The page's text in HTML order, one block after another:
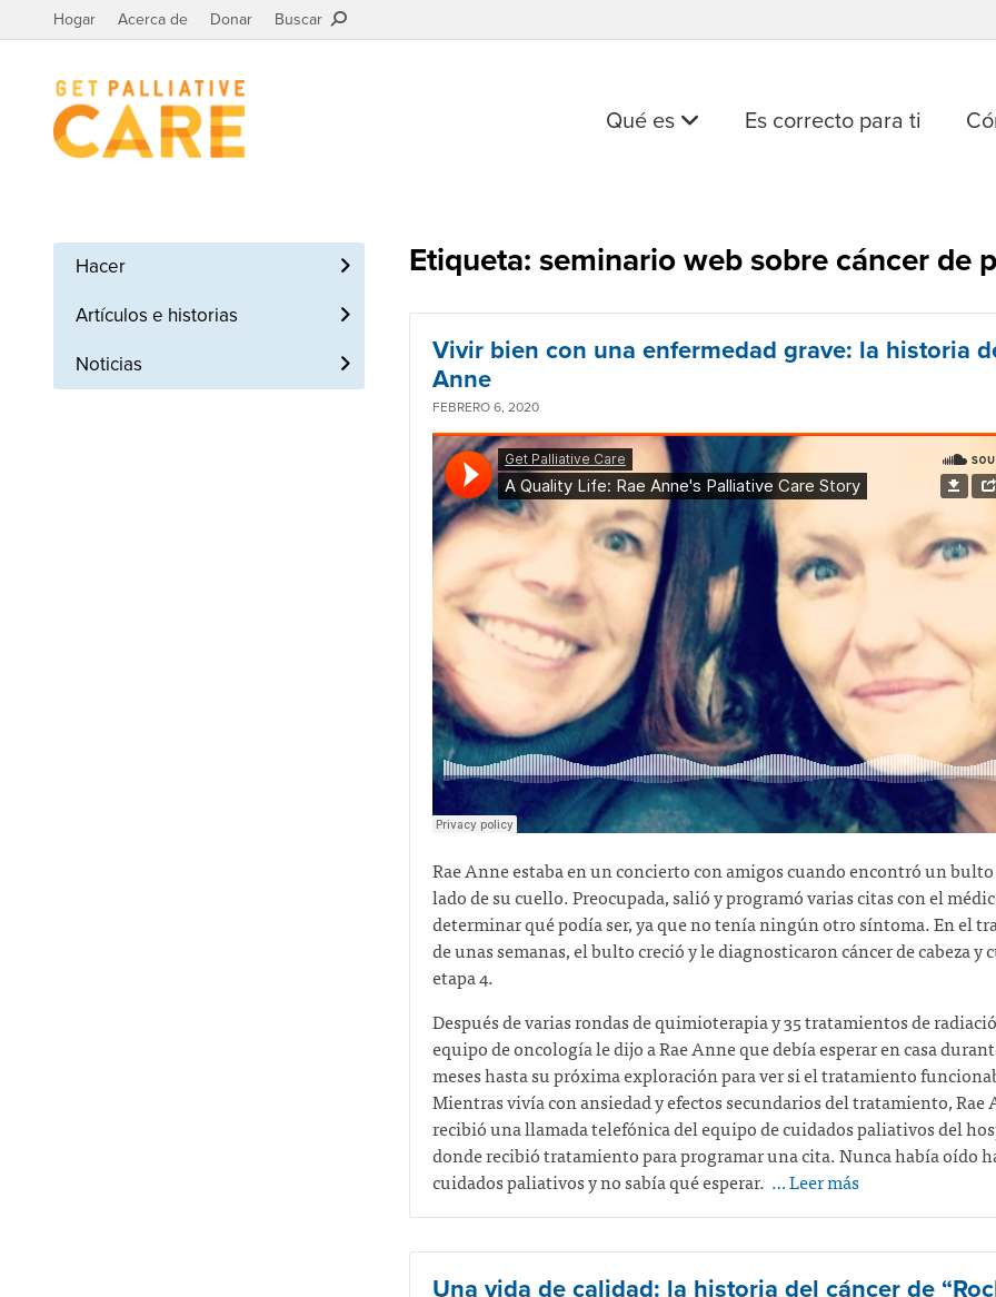
Hogar Acerca de Donar Buscar
Qué es Es correcto para ti
Hacer
Artículos e historias
Noticias
Etiqueta: seminario web sobre cáncer de
Vivir bien con una enfermedad grave: la historia
Anne
FEBRERO 6, 2020
Rae Anne estaba en un concierto con amigos cuando encontró un
lado de su cuello. Preocupada, salió y programó varias citas con el
determinar qué podía ser, ya que no tenía ningún otro síntoma. En el
de unas semanas, el bulto creció y le diagnosticaron cáncer de cabeza y
etapa 4.
Después de varias rondas de quimioterapia y 35 tratamientos de
equipo de oncología le dijo a Rae Anne que debía esperar en casa
meses hasta su próxima exploración para ver si el tratamiento
Mientras vivía con ansiedad y efectos secundarios del tratamiento, Rae
recibió una llamada telefónica del equipo de cuidados paliativos del
donde recibió tratamiento para programar una cita. Nunca había oído
cuidados paliativos y no sabía qué esperar. … Leer más
Una vida de calidad: la historia del cáncer de